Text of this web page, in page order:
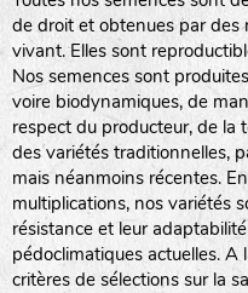
de droit et obtenues par des
vivant. Elles sont
Nos semences sont
voire biodynamiques, de
respect du producteur, de la
des variétés traditionnelles,
mais néanmoins récentes.
multiplications, nos variétés
résistance et leur
pédoclimatiques actuelles. A
critères de sélections sur la
haies
zone sauvage